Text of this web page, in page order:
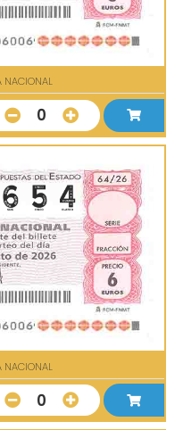
NACIONAL
0
NACIONAL
0